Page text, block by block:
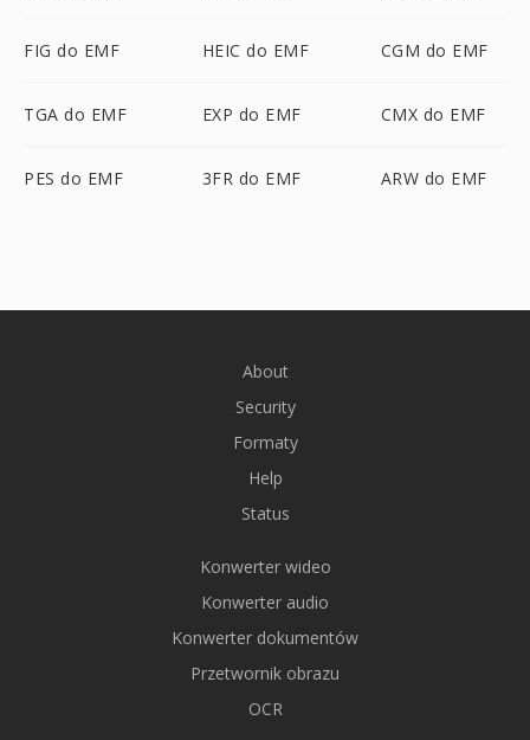
FIG do EMF HEIC do EMF CGM do EMF
TGA do EMF EXP do EMF CMX do EMF
PES do EMF 3FR do EMF ARW do EMF
About
Security
Formaty
Help
Status
Konwerter wideo
Konwerter audio
Konwerter dokumentów
Przetwornik obrazu
OCR